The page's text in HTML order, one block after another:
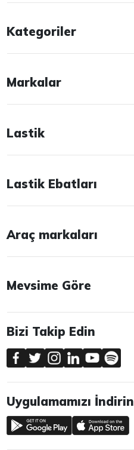
Kategoriler
Markalar
Lastik
Lastik Ebatları
Araç markaları
Mevsime Göre
Bizi Takip Edin
Uygulamamızı İndirin